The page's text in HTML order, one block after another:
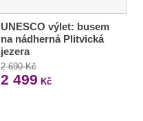
UNESCO výlet: busem
na nádherná Plitvická
jezera
2 690 Kč
2 499 Kč